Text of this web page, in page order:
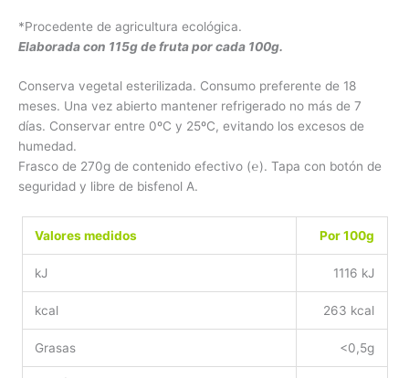
*Procedente de agricultura ecológica.
Elaborada con 115g de fruta por cada 100g.
Conserva vegetal esterilizada. Consumo preferente de 18
meses. Una vez abierto mantener refrigerado no más de 7
días. Conservar entre 0ºC y 25ºC, evitando los excesos de
humedad.
Frasco de 270g de contenido efectivo (℮). Tapa con botón de
seguridad y libre de bisfenol A.
Valores medidos Por 100g
kJ 1116 kJ
kcal 263 kcal
Grasas <0,5g